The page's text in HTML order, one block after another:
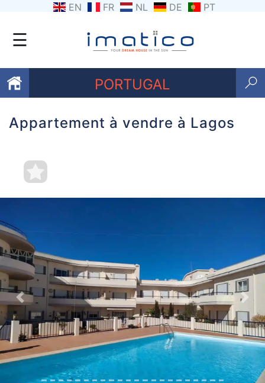
EN FR NL DE PT
☰
PORTUGAL
Favoris
sommes-
nous
Termes
et
conditions
Témoignages
Conseils
Juridiques
Appartement à vendre à Lagos
Previous Next